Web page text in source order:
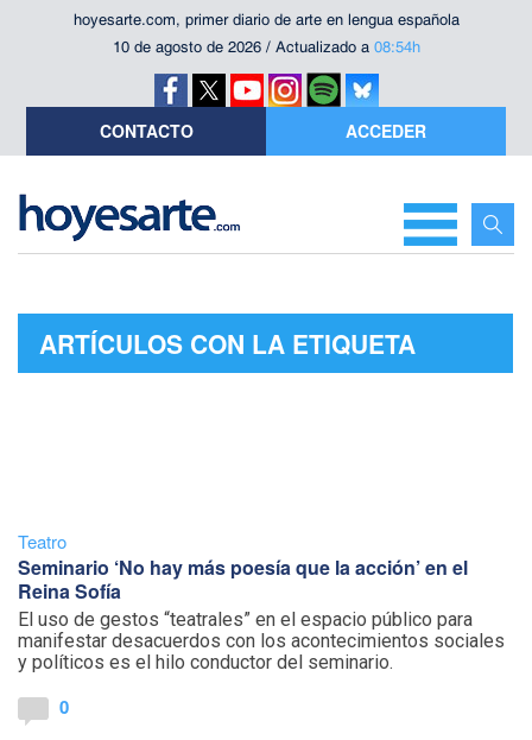
hoyesarte.com, primer diario de arte en lengua española
10 de agosto de 2026 / Actualizado a 08:54h
CONTACTO ACCEDER
ARTÍCULOS CON LA ETIQUETA
Teatro
Seminario ‘No hay más poesía que la acción’ en el
Reina Sofía
El uso de gestos “teatrales” en el espacio público para
manifestar desacuerdos con los acontecimientos sociales
y políticos es el hilo conductor del seminario.
0